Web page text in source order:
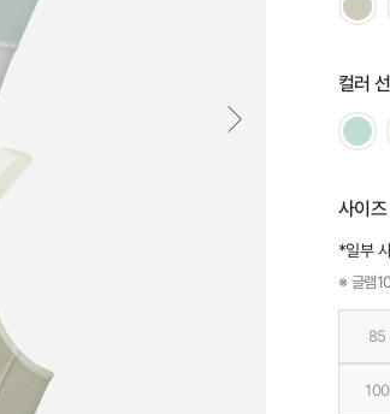
컬러
사이
*일부
※ 글램
85